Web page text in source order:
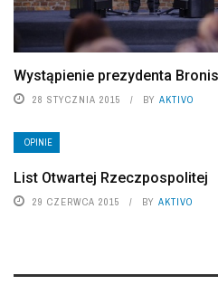
Wystąpienie prezydenta
28 STYCZNIA 2015 BY AKTIVO
OPINIE
List Otwartej Rzeczpospolitej
29 CZERWCA 2015 BY AKTIVO